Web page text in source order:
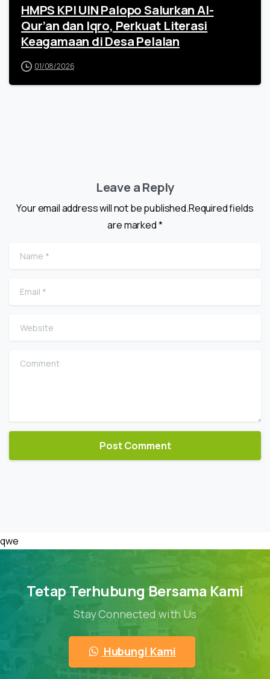
HMPS KPI UIN Palopo Salurkan Al-
Qur’an dan Iqro, Perkuat Literasi
Keagamaan di Desa Pelalan
01/08/2026
Leave a Reply
Your email address will not be published.Required fields
are marked *
Name
Email
Website
Comment
qwe
Tetap Terhubung Bersama Kami
Stay Connected with Us
Hubungi Kami